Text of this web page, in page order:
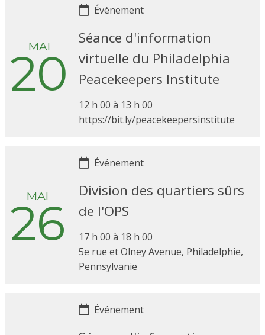
MAI
20
Événement
Séance d'information
virtuelle du Philadelphia
Peacekeepers Institute
12 h 00 à 13 h 00
https://bit.ly/peacekeepersinstitute
MAI
26
Événement
Division des quartiers sûrs
de l'OPS
17 h 00 à 18 h 00
5e rue et Olney Avenue, Philadelphie,
Pennsylvanie
Événement